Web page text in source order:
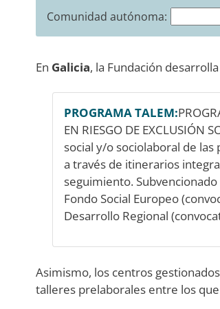
Comunidad autónoma:
En Galicia, la Fundación
PROGRAMA TALEM:
EN RIESGO DE
social y/o sociolaboral de
a través de itinerarios
seguimiento.
Fondo Social Europeo
Desarrollo Regional
Asimismo, los centros
talleres prelaborales entre los